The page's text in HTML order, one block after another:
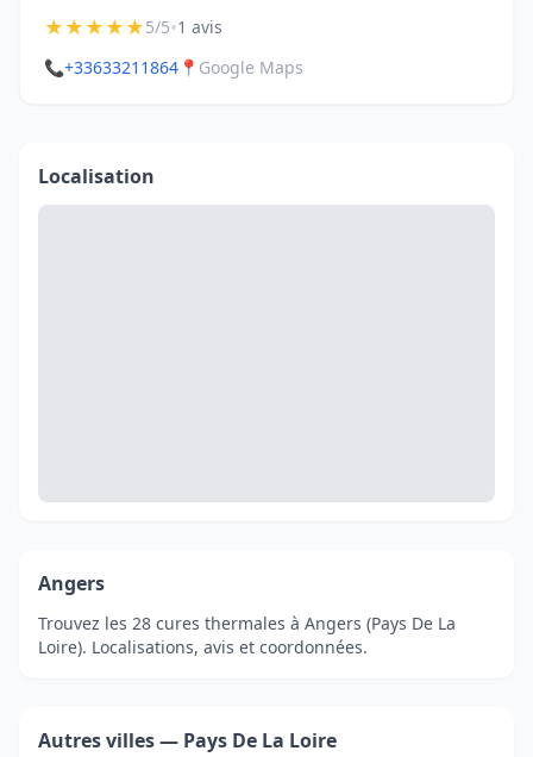
★★★★★5/5•1 avis
📞+33633211864 📍 Google Maps
Localisation
Angers
Trouvez les 28 cures thermales à Angers (Pays De La
Loire). Localisations, avis et coordonnées.
Autres villes — Pays De La Loire